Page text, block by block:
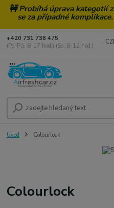
🚧 Probíhá úprava kategotií
se za případné
+420 731 738 475
(Po-Pá, 8-17 hod.) (So, 8-12 hod.)
Úvod Colourlock
Colourlock